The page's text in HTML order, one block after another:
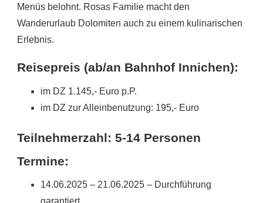
Menüs belohnt. Rosas Familie macht den
Wanderurlaub Dolomiten auch zu einem kulinarischen
Erlebnis.
Reisepreis (ab/an Bahnhof Innichen):
im DZ 1.145,- Euro p.P.
im DZ zur Alleinbenutzung: 195,- Euro
Teilnehmerzahl: 5-14 Personen
Termine:
14.06.2025 – 21.06.2025 – Durchführung